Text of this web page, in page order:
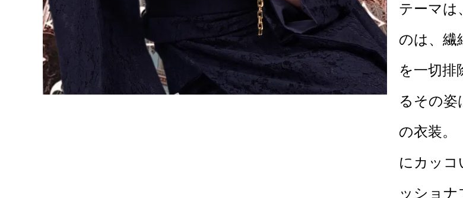
テーマは
のは、繊
を一切排
るその
の衣装。
にカッコ
ッショ